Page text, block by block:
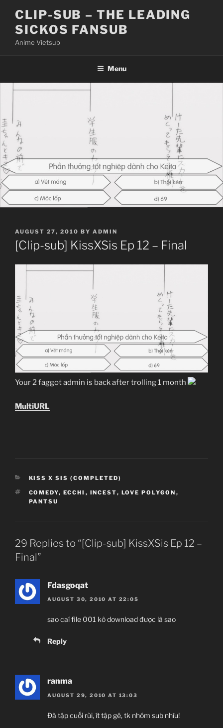
content
CLIP-SUB – THE LEADING
SICKOS FANSUB
Anime Vietsub
Menu
POSTED
ON
AUGUST 27, 2010 BY ADMIN
[Clip-sub] KissXSis Ep 12 – Final
Your 2 faggot admin is back after trolling 1 month
MultiURL
CATEGORIES
KISS X SIS (COMPLETED)
TAGS
COMEDY, ECCHI , INCEST, LOVE POLYGON ,
PANTSU
29 Replies to “[Clip-sub] KissXSis Ep 12 –
Final”
Fdasgoqat
AUGUST 30, 2010 AT 22:05
sao caí file 001 kô download được là sao
Reply
ranma
AUGUST 29, 2010 AT 13:03
Đã tập cuối rùi, ít tập gê, tk nhóm sub nhìu!